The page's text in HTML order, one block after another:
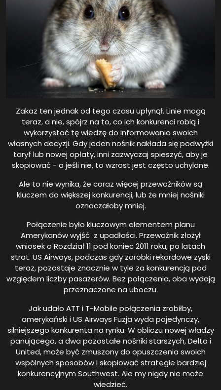
Zakaz ten jednak od tego czasu upłynął. Linie mogą
teraz, a nie, spójrz na to, co ich konkurenci robią i
wykorzystać tę wiedzę do informowania swoich
własnych decyzji. Gdy jeden nośnik nakłada się podwyżki
taryf lub nowej opłaty, inni zazwyczaj spieszyć, aby je
skopiować - a jeśli nie, to wzrost jest często uchylone.
Ale to nie wynika, że coraz więcej przewoźników są
kluczem do większej konkurencji, lub że mniej nośniki
oznaczałoby mniej.
Połączenie było kluczowym elementem planu
Amerykanów wyjść z upadłości. Przewoźnik złożył
wniosek o Rozdział 11 pod koniec 2011 roku, po latach
strat. US Airways, podczas gdy zarobki rekordowe zyski
teraz, pozostaje znacznie w tyle za konkurencją pod
względem liczby pasażerów. Bez połączenia, oba wydają
przeznaczone na uboczu.
Jak udało ATT i T-Mobile połączenia zrobiłby,
amerykański i US Airways Fuzja wyda pojedynczy,
silniejszego konkurenta na rynku. W obliczu nowej władzy
panującego, a dwa pozostałe nośniki starszych, Delta i
United, może być zmuszony do opuszczenia swoich
wspólnych sposobów i skopiować strategie bardziej
konkurencyjnym Southwest. Ale my nigdy nie może
wiedzieć.